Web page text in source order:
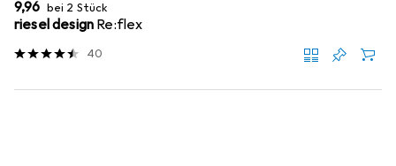
EUR
9,96 bei 2 Stück
riesel design Re:flex
40